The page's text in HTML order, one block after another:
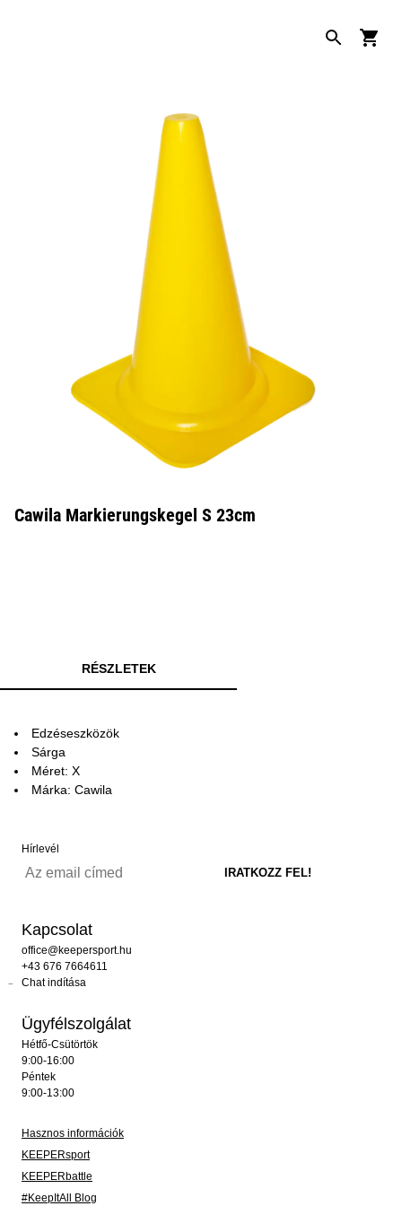
Cawila Markierungskegel S 23cm
RÉSZLETEK
Edzéseszközök
Sárga
Méret: X
Márka: Cawila
Hírlevél
Kapcsolat
office@keepersport.hu
+43 676 7664611
Chat indítása
Ügyfélszolgálat
Hétfő-Csütörtök
9:00-16:00
Péntek
9:00-13:00
Hasznos információk
KEEPERsport
KEEPERbattle
#KeepItAll Blog